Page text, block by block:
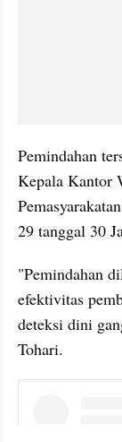
Pemindahan
Kepala Kantor
29 tanggal 30
"Pemindahan
efektivitas
deteksi dini
Tohari.